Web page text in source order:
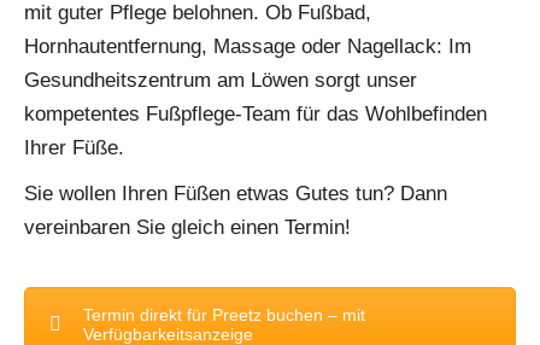
mit guter Pflege belohnen. Ob Fußbad,
Hornhautentfernung, Massage oder Nagellack: Im
Gesundheitszentrum am Löwen sorgt unser
kompetentes Fußpflege-Team für das Wohlbefinden
Ihrer Füße.
Sie wollen Ihren Füßen etwas Gutes tun? Dann
vereinbaren Sie gleich einen Termin!
Termin direkt für Preetz buchen – mit
Verfügbarkeitsanzeige